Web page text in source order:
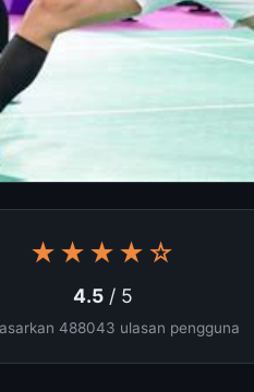
★★★★☆
4.5/ 5
488043 ulasan pengguna